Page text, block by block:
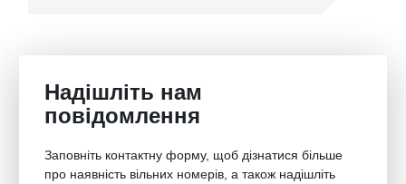
Надішліть нам
повідомлення
Заповніть контактну форму, щоб дізнатися більше
про наявність вільних номерів, а також надішліть